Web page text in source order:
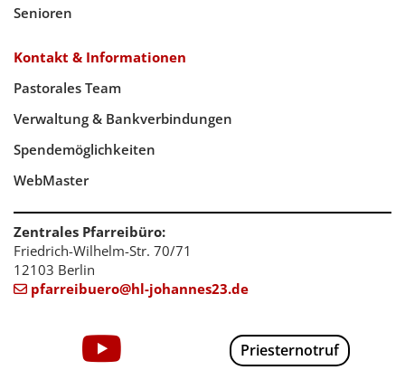
Senioren
Kontakt & Informationen
Pastorales Team
Verwaltung & Bankverbindungen
Spendemöglichkeiten
WebMaster
Zentrales Pfarreibüro:
Friedrich-Wilhelm-Str. 70/71
12103 Berlin
 pfarreibuero@hl-johannes23.de
Priesternotruf